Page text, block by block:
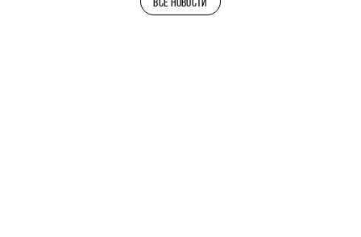
ВСЕ НОВОСТИ